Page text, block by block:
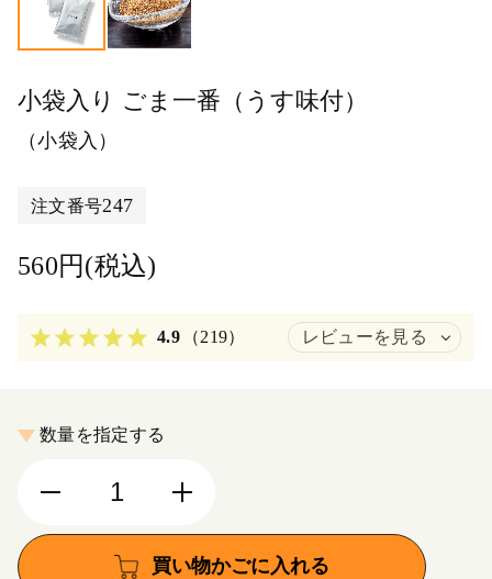
小袋入り ごま一番（うす味付）
（小袋入）
注文番号247
560円(税込)
4.9 （219） レビューを見る
数量を指定する
買い物かごに入れる